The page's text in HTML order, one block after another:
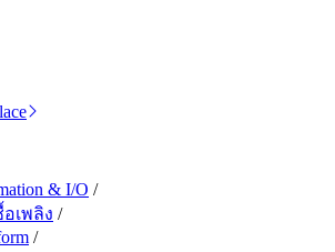
& I/O /
เพลิง /
/